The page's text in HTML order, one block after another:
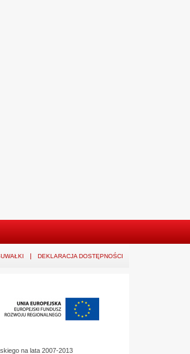
DEKLARACJA DOSTĘPNOŚCI
na lata 2007-2013